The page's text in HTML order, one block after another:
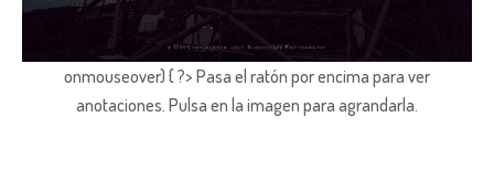
onmouseover) { ?> Pasa el ratón por encima para ver
anotaciones. Pulsa en la imagen para agrandarla.